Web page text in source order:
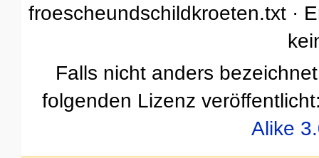
froescheundschildkroeten.txt ·
Falls nicht anders
folgenden Lizenz
Alike